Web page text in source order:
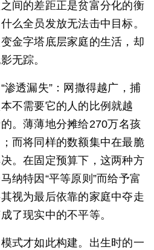
间的差距正是贫富分化的衡
么全员发放无法击中目标。
金字塔底层家庭的生活，却
无踪。
渗透漏失”：网撒得越广，捕
不需要它的人的比例就越
。薄薄地分摊给270万名孩
而将同样的数额集中在最脆
。在固定预算下，这两种方
纳特因“平等原则”而给予富
视为最后依靠的家庭中夺走
了现实中的不平等。
式才如此构建。出生时的一